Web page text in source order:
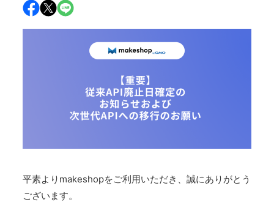
平素よりmakeshopをご利用いただき、誠にありがとう
ございます。